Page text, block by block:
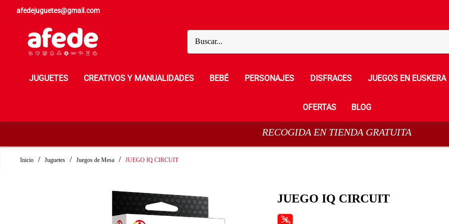
afedejuguetes@gmail.com
JUGUETES CREATIVOS Y MANUALIDADES BEBÉ PERSONAJES DISFRACES JUEGOS EN EUSKERA
OFERTAS BLOG
RECOGIDA EN TIENDA GRATUITA
Inicio Juguetes Juegos de Mesa JUEGO IQ CIRCUIT
JUEGO IQ CIRCUIT